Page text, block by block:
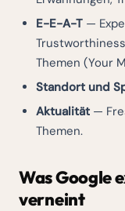
E-E-A-T —
Themen (Your
Standort und
Aktualität —
Themen.
Was Google
verneint